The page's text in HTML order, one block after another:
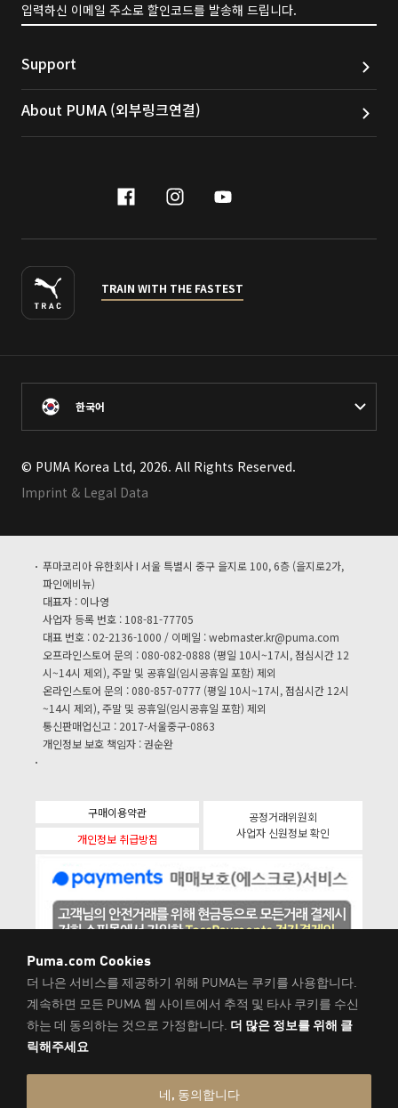
입력하신 이메일 주소로 할인코드를 발송해 드립니다.
Support
About PUMA (외부링크연결)
facebook
instagram
youtube
TRAIN WITH THE FASTEST
한국어
© PUMA Korea Ltd, 2026. All Rights Reserved.
Imprint & Legal Data
푸마코리아 유한회사 I 서울 특별시 중구 을지로 100, 6층 (을지로2가,
파인에비뉴)
대표자 : 이나영
사업자 등록 번호 : 108-81-77705
대표 번호 : 02-2136-1000 / 이메일 :webmaster.kr@puma.com
오프라인스토어 문의 : 080-082-0888 (평일 10시~17시, 점심시간 12
시~14시 제외), 주말 및 공휴일(임시공휴일 포함) 제외
온라인스토어 문의 : 080-857-0777 (평일 10시~17시, 점심시간 12시
~14시 제외), 주말 및 공휴일(임시공휴일 포함) 제외
통신판매업신고 : 2017-서울중구-0863
개인정보 보호 책임자 : 권순완
구매이용약관
개인정보 취급방침
공정거래위원회
사업자 신원정보 확인